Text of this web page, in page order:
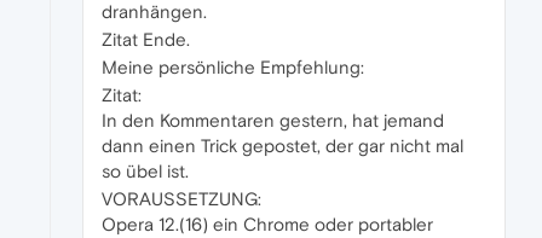
dranhängen.
Zitat Ende.
Meine persönliche Empfehlung:
Zitat:
In den Kommentaren gestern, hat jemand
dann einen Trick gepostet, der gar nicht mal
so übel ist.
VORAUSSETZUNG:
Opera 12.(16) ein Chrome oder portabler